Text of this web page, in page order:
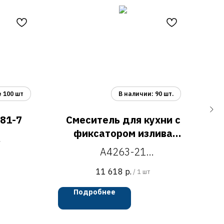
7
с
Смеситель для кухни с
фиксатором излива
A4263-21
A4263-21
смеситель для кухни с
черный/бронза
11 618 р. / 1 шт
Подробнее